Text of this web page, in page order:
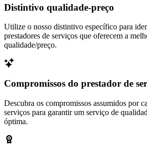
Distintivo qualidade-preço
Utilize o nosso distintivo específico para
prestadores de serviços que oferecem a
qualidade/preço.
Compromissos do prestador de
Descubra os compromissos assumidos por
serviços para garantir um serviço de
óptima.